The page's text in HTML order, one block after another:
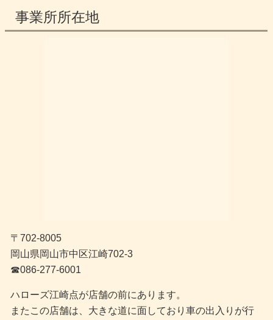
事業所所在地
〒702-8005
岡山県岡山市中区江崎702-3
☎︎086-277-6001
ハローズ江崎点が店舗の前にあります。
またこの店舗は、大きな道に面しており車の出入りが行